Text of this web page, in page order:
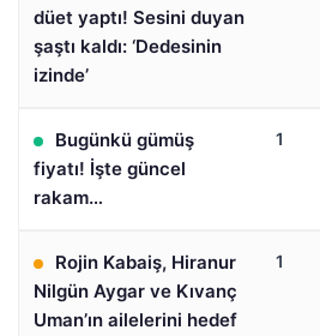
düet yaptı! Sesini duyan
şaştı kaldı: ‘Dedesinin
izinde’
Bugünkü gümüş
fiyatı! İşte güncel
rakam…
1
Rojin Kabaiş, Hiranur
Nilgün Aygar ve Kıvanç
Uman’ın ailelerini hedef
1